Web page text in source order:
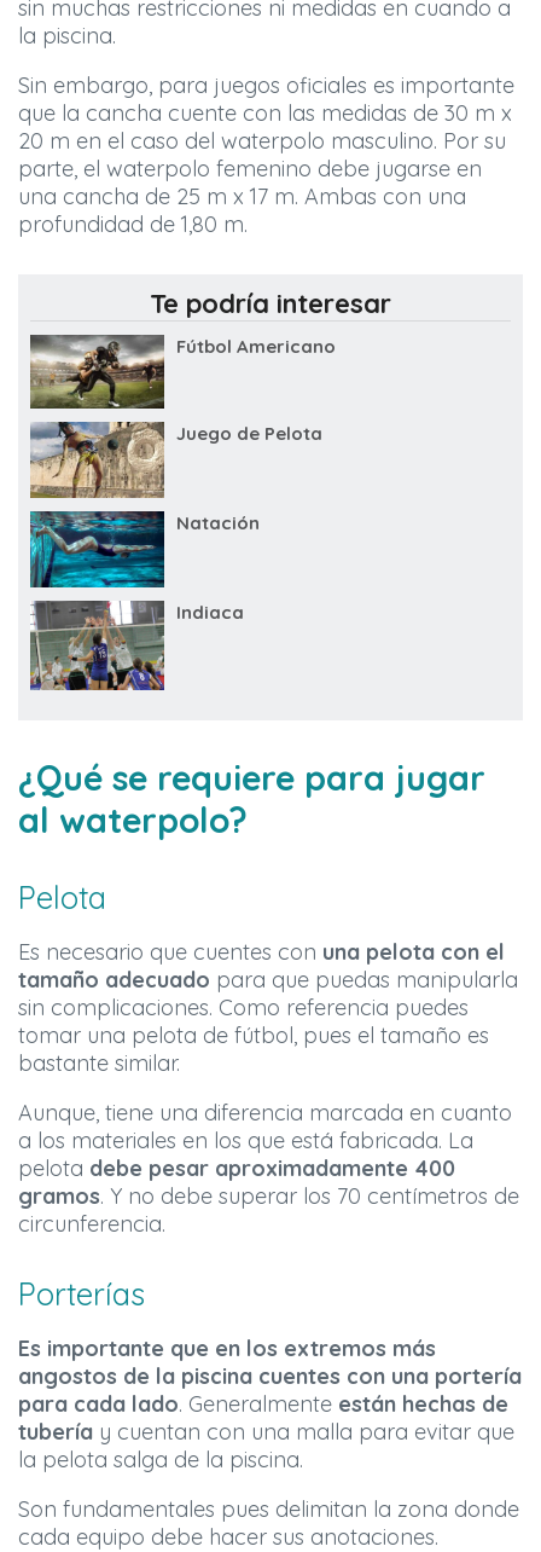
sin muchas restricciones ni medidas en cuando a
la piscina.
Sin embargo, para juegos oficiales es importante
que la cancha cuente con las medidas de 30 m x
20 m en el caso del waterpolo masculino. Por su
parte, el waterpolo femenino debe jugarse en
una cancha de 25 m x 17 m. Ambas con una
profundidad de 1,80 m.
Te podría interesar
Fútbol Americano
Juego de Pelota
Natación
Indiaca
¿Qué se requiere para jugar
al waterpolo?
Pelota
Es necesario que cuentes con una pelota con el
tamaño adecuado para que puedas manipularla
sin complicaciones. Como referencia puedes
tomar una pelota de fútbol, pues el tamaño es
bastante similar.
Aunque, tiene una diferencia marcada en cuanto
a los materiales en los que está fabricada. La
pelota debe pesar aproximadamente 400
gramos. Y no debe superar los 70 centímetros de
circunferencia.
Porterías
Es importante que en los extremos más
angostos de la piscina cuentes con una portería
para cada lado. Generalmente están hechas de
tubería y cuentan con una malla para evitar que
la pelota salga de la piscina.
Son fundamentales pues delimitan la zona donde
cada equipo debe hacer sus anotaciones.